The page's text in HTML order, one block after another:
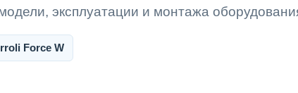
эксплуатации и монтажа
Force W